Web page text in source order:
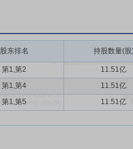
股东排名 持股数量(股
第1,第2
11.51亿
第1,第4
11.51亿
第1,第5 11.51亿